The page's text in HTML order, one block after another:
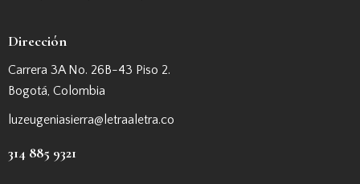
Dirección
Carrera 3A No. 26B-43 Piso 2.
Bogotá, Colombia
luzeugeniasierra@letraaletra.co
314 885 9321